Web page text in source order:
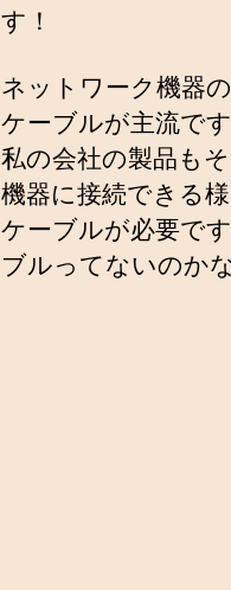
す！
ネットワーク機器
ケーブルが主流で
私の会社の製品も
機器に接続できる
ケーブルが必要で
ブルってないのか